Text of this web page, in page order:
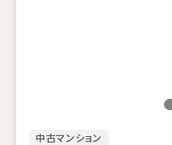
中古マンション